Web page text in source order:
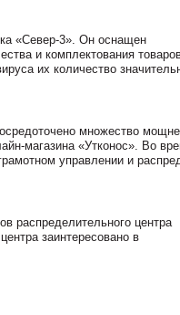
«Север-3». Он оснащен
и комплектования
их количество
множество
магазина «Утконос». Во
управлении и
распределительного центра
заинтересовано в